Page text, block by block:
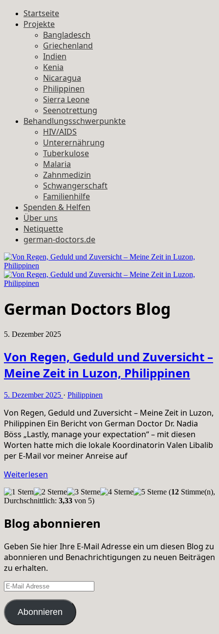
Startseite
Projekte
Bangladesch
Griechenland
Indien
Kenia
Nicaragua
Philippinen
Sierra Leone
Seenotrettung
Behandlungsschwerpunkte
HIV/AIDS
Unterernährung
Tuberkulose
Malaria
Zahnmedizin
Schwangerschaft
Familienhilfe
Spenden & Helfen
Über uns
Netiquette
german-doctors.de
German Doctors Blog
5. Dezember 2025
Von Regen, Geduld und Zuversicht –
Meine Zeit in Luzon, Philippinen
5. Dezember 2025 · Philippinen
Von Regen, Geduld und Zuversicht – Meine Zeit in Luzon,
Philippinen Ein Bericht von German Doctor Dr. Nadia
Böss „Lastly, manage your expectation“ – mit diesen
Worten hatte mich die lokale Koordinatorin Valen Libalib
per E-Mail vor meiner Anreise auf
Weiterlesen
(12 Stimme(n),
Durchschnittlich: 3,33 von 5)
Blog abonnieren
Geben Sie hier Ihre E-Mail Adresse ein um diesen Blog zu
abonnieren und Benachrichtigungen zu neuen Beiträgen
zu erhalten.
E-
Mail
AdresseAbonnieren